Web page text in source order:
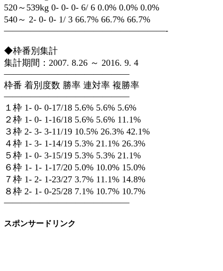
520～539kg 0- 0- 0- 6/ 6 0.0% 0.0% 0.0%
540～ 2- 0- 0- 1/ 3 66.7% 66.7% 66.7%
——————————————————-
◆枠番別集計
集計期間：2007. 8.26 ～ 2016. 9. 4
——————————————
枠番 着別度数 勝率 連対率 複勝率
——————————————
１枠 1- 0- 0-17/18 5.6% 5.6% 5.6%
２枠 1- 0- 1-16/18 5.6% 5.6% 11.1%
３枠 2- 3- 3-11/19 10.5% 26.3% 42.1%
４枠 1- 3- 1-14/19 5.3% 21.1% 26.3%
５枠 1- 0- 3-15/19 5.3% 5.3% 21.1%
６枠 1- 1- 1-17/20 5.0% 10.0% 15.0%
７枠 1- 2- 1-23/27 3.7% 11.1% 14.8%
８枠 2- 1- 0-25/28 7.1% 10.7% 10.7%
——————————————
スポンサードリンク